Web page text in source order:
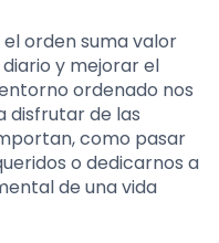
orden suma valor
y mejorar el
ordenado nos
disfrutar de las
como pasar
o dedicarnos a
de una vida